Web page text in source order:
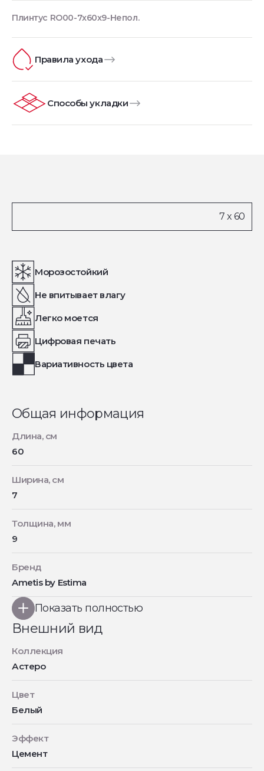
Плинтус RO00-7x60x9-Непол.
Правила ухода
Способы укладки
Морозостойкий
Не впитывает влагу
Легко моется
Цифровая печать
Вариативность цвета
Общая информация
Длина, см
60
Ширина, см
7
Толщина, мм
9
Бренд
Ametis by Estima
Показать полностью
Внешний вид
Коллекция
Астеро
Цвет
Белый
Эффект
Цемент